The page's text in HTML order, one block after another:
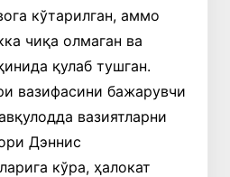
кўтарилган, аммо
чиқа олмаган ва
қулаб тушган.
вазифасини бажарувчи
вазиятларни
Дэннис
кўра, ҳалокат